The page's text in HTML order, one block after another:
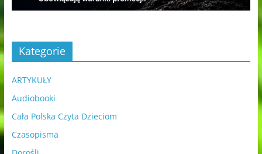
Kategorie
ARTYKUŁY
Audiobooki
Cała Polska Czyta Dzieciom
Czasopisma